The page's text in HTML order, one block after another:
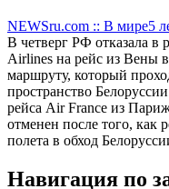
NEWSru.com :: В мире5
В четверг РФ отказала в
Airlines на рейс из Вены
маршруту, который
пространство
рейса Air France из
отменен после того, как
полета в обход
Навигация по